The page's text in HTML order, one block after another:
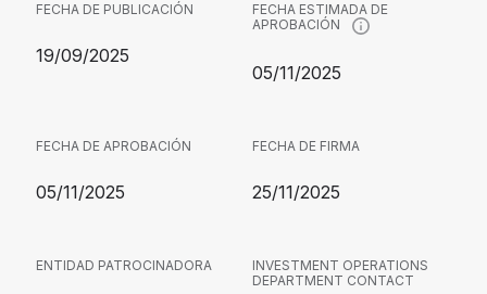
FECHA DE PUBLICACIÓN
19/09/2025
FECHA ESTIMADA DE
APROBACIÓN
05/11/2025
FECHA DE APROBACIÓN
05/11/2025
FECHA DE FIRMA
25/11/2025
ENTIDAD PATROCINADORA
INVESTMENT OPERATIONS
DEPARTMENT CONTACT